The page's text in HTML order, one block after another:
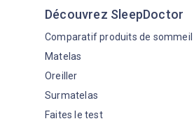
Découvrez SleepDoctor
Matelas
Comparatif produits de sommeil
Oreiller
Surmatelas
Faites le test